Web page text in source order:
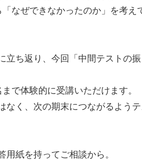
なぜできなかったのか」を考え
立ち返り、今回「中間テストの
で体験的に受講いただけます。
なく、次の期末につながるよう
用紙を持ってご相談から。